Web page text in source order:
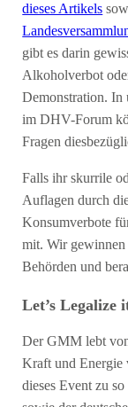
dieses Artikels
gibt es darin
Alkoholverbot
Demonstration. In
im DHV-Forum
Fragen
Falls ihr skurrile
Auflagen durch
Konsumverbote
mit. Wir gewinnen
Behörden und
Let’s Legalize
Der GMM lebt
Kraft und Energie
dieses Event zu